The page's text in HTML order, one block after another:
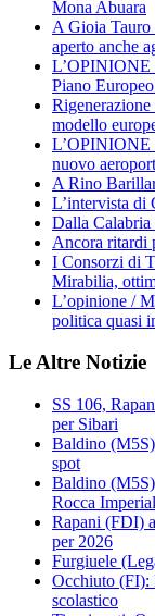
Mona Abuara
A Gioia Tauro
aperto anche
L’OPINIONE
Piano
modello
L’OPINIONE
nuovo
A Rino
L’intervista di
Dalla Calabria
Ancora ritardi
I Consorzi di
Mirabilia,
L’opinione /
politica quasi
Le Altre Notizie
SS 106,
per Sibari
Baldino
spot
Baldino
Rocca
Rapani (FDI)
per 2026
Furgiuele
Occhiuto (FI):
scolastico